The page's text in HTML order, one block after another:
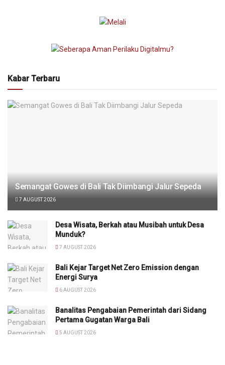
Kabar Terbaru
Semangat Gowes di Bali Tak Diimbangi Jalur Sepeda
7 AUGUST 2026
Desa Wisata, Berkah atau Musibah untuk Desa
Munduk?
7 AUGUST 2026
Bali Kejar Target Net Zero Emission dengan
Energi Surya
6 AUGUST 2026
Banalitas Pengabaian Pemerintah dari Sidang
Pertama Gugatan Warga Bali
5 AUGUST 2026